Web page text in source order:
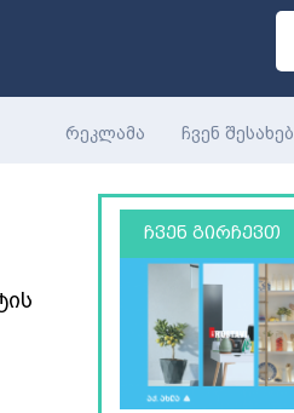
რეკლამა ჩვენ შესახებ
ჩვენ გირჩევთ